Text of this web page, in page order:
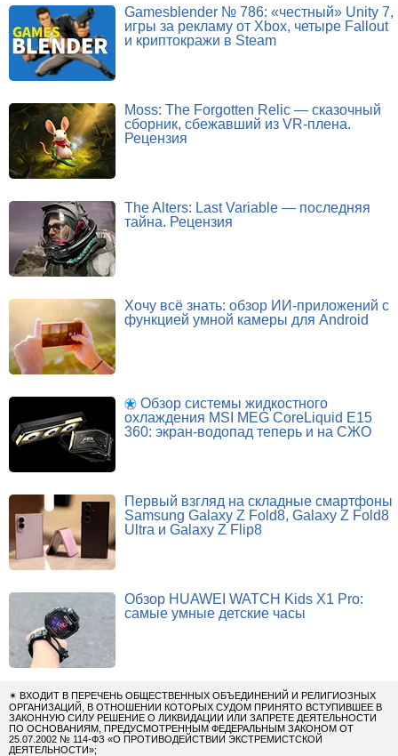
Gamesblender № 786: «честный» Unity 7,
игры за рекламу от Xbox, четыре Fallout
и криптокражи в Steam
Moss: The Forgotten Relic — сказочный
сборник, сбежавший из VR-плена.
Рецензия
The Alters: Last Variable — последняя
тайна. Рецензия
Хочу всё знать: обзор ИИ-приложений с
функцией умной камеры для Android
Обзор системы жидкостного
охлаждения MSI MEG CoreLiquid E15
360: экран-водопад теперь и на СЖО
Первый взгляд на складные смартфоны
Samsung Galaxy Z Fold8, Galaxy Z Fold8
Ultra и Galaxy Z Flip8
Обзор HUAWEI WATCH Kids X1 Pro:
самые умные детские часы
✴ ВХОДИТ В ПЕРЕЧЕНЬ ОБЩЕСТВЕННЫХ ОБЪЕДИНЕНИЙ И РЕЛИГИОЗНЫХ
ОРГАНИЗАЦИЙ, В ОТНОШЕНИИ КОТОРЫХ СУДОМ ПРИНЯТО ВСТУПИВШЕЕ В
ЗАКОННУЮ СИЛУ РЕШЕНИЕ О ЛИКВИДАЦИИ ИЛИ ЗАПРЕТЕ ДЕЯТЕЛЬНОСТИ
ПО ОСНОВАНИЯМ, ПРЕДУСМОТРЕННЫМ ФЕДЕРАЛЬНЫМ ЗАКОНОМ ОТ
25.07.2002 № 114-ФЗ «О ПРОТИВОДЕЙСТВИИ ЭКСТРЕМИСТСКОЙ
ДЕЯТЕЛЬНОСТИ»;